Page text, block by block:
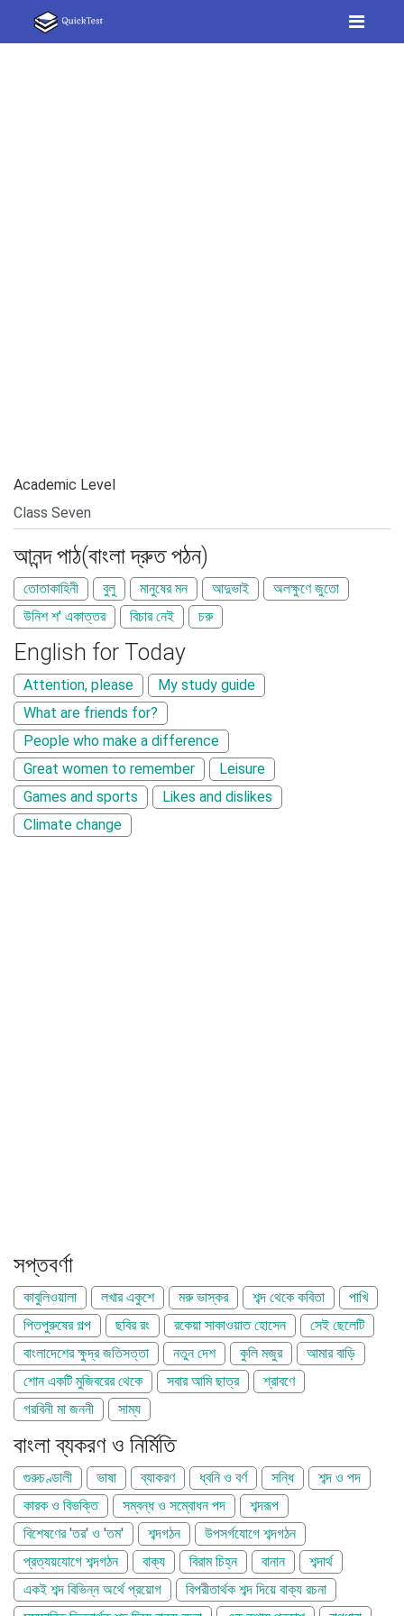
Academic Level
আনন্দ পাঠ(বাংলা দ্রুত পঠন)
তোতাকাহিনী বুলু মানুষের মন আদুভাই
অলক্ষুণে জুতো
উনিশ শ' একাত্তর
বিচার নেই চরু
English for Today
Attention, please
My study guide
What are friends for?
People who make a difference
Great women to remember
Leisure
Games and sports
Likes and dislikes
Climate change
সপ্তবর্ণা
কাবুলিওয়ালা লখার একুশে মরু ভাস্কর শব্দ থেকে কবিতা
পাখি
পিতপুরুষের গল্প
ছবির রং রকেয়া সাকাওয়াত হোসেন
সেই ছেলেটি
বাংলাদেশের ক্ষুদ্র জতিসত্তা
নতুন দেশ কুলি মজুর
আমার বাড়ি
শোন একটি মুজিবরের থেকে
সবার আমি ছাত্র
শ্রাবণে
গরবিনী মা জননী
সাম্য
বাংলা ব্যকরণ ও নির্মিতি
গুরুচণ্ডালী ভাষা ব্যাকরণ ধ্বনি ও বর্ণ সন্ধি
শব্দ ও পদ
কারক ও বিভক্তি
সম্বন্ধ ও সম্বোধন পদ
শব্দরূপ
বিশেষণের 'তর' ও 'তম'
শব্দগঠন
উপসর্গযোগে শব্দগঠন
প্রত্যয়যোগে শব্দগঠন
বাক্য বিরাম চিহ্ন বানান
শব্দার্থ
একই শব্দ বিভিন্ন অর্থে প্রয়োগ
বিপরীতার্থক শব্দ দিয়ে বাক্য রচনা